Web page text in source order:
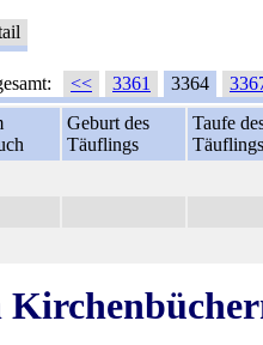
<< 3361 3364
Geburt des
Täuflings
Taufe
Täuflings